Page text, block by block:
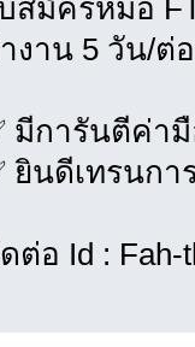
สมัครหมอ
งาน 5 วัน/ต่
มีการันตีค่า
ยินดีเทรนก
ต่อ Id : Fah-